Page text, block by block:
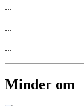
...
...
...
Minder om